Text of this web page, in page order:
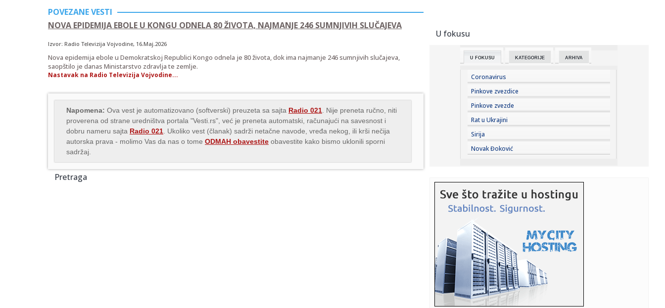
POVEZANE VESTI
NOVA EPIDEMIJA EBOLE U KONGU ODNELA 80 ŽIVOTA, NAJMANJE 246 SUMNJIVIH SLUČAJEVA
Izvor: Radio Televizija Vojvodine, 16.Maj.2026
Nova epidemija ebole u Demokratskoj Republici Kongo odnela je 80 života, dok ima najmanje 246 sumnjivih slučajeva,
saopštilo je danas Ministarstvo zdravlja te zemlje.
Nastavak na Radio Televizija Vojvodine...
Napomena: Ova vest je automatizovano (softverski) preuzeta sa sajta Radio 021 . Nije preneta ručno, niti
proverena od strane uredništva portala "Vesti.rs", već je preneta automatski, računajući na savesnost i
dobru nameru sajta Radio 021 . Ukoliko vest (članak) sadrži netačne navode, vređa nekog, ili krši nečija
autorska prava - molimo Vas da nas o tome ODMAH obavestite obavestite kako bismo uklonili sporni
sadržaj.
Pretraga
23:44:
23:41:
Marinović nakon pobjede: Zaslužili smo još koji gol, ali
23:41:Može li ljetna avantura ipak nekako prerasti u ozbiljnu
vezu?
23:38:Partizan demolirao Tobol, Ilić konačno zadovoljan: Na
momente j...
23:36:U Minhenu krenula serijska proizvodnja potpuno
električnog BMW-a...
23:34: PRE PAR MESECI SANJALI TITULU, SADA IH SVI DEMOLIRAJU:
Benfika si...
23:33:
nju ...
23:33:Kratak predah od vrućina: Pljuskovi noćas stižu u region,
osvj...
23:33:Osuđen provalnik iz BiH, branio se da je krao za liječenje
ćer...
23:32:Potresna poruka Dijane Dilajn o životu i smrti njenog
U fokusu
U FOKUSU KATEGORIJE ARHIVA
Coronavirus
Pinkove zvezdice
Pinkove zvezde
Rat u Ukrajini
Sirija
Novak Đoković